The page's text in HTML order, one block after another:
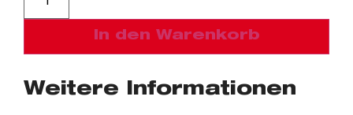
In den Warenkorb
Weitere Informationen